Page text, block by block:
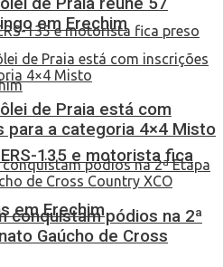
135 e motorista fica
em Erechim
em Erechim
de Praia está com
para a categoria 4×4 Misto
conquistam pódios na 2ª
Gaúcho de Cross